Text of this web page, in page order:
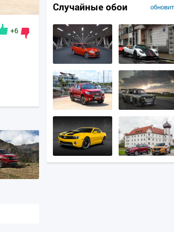
+6
Случайные обои